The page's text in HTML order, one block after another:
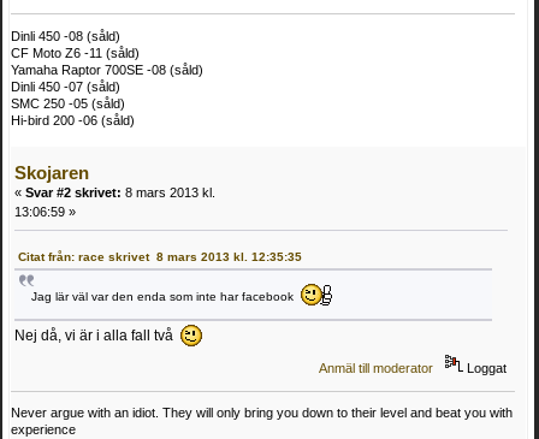
Dinli 450 -08 (såld)
CF Moto Z6 -11 (såld)
Yamaha Raptor 700SE -08 (såld)
Dinli 450 -07 (såld)
SMC 250 -05 (såld)
Hi-bird 200 -06 (såld)
Skojaren
« Svar #2 skrivet: 8 mars 2013 kl.
13:06:59 »
Citat från: race skrivet 8 mars 2013 kl. 12:35:35
Jag lär väl var den enda som inte har facebook
Nej då, vi är i alla fall två
Anmäl till moderator Loggat
Never argue with an idiot. They will only bring you down to their level and beat you with
experience